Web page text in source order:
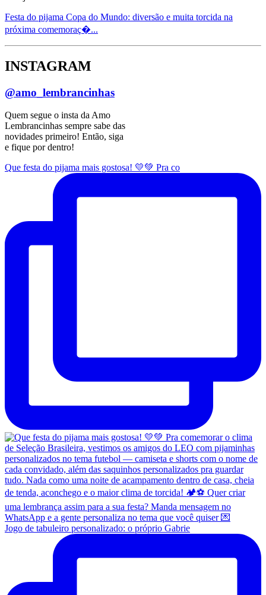
Festa do pijama Copa do Mundo: diversão e muita torcida na
próxima comemoraç�...
INSTAGRAM
@amo_lembrancinhas
Quem segue o insta da Amo
Lembrancinhas sempre sabe das
novidades primeiro! Então, siga
e fique por dentro!
Que festa do pijama mais gostosa! 💛💚 Pra co
Jogo de tabuleiro personalizado: o próprio Gabrie